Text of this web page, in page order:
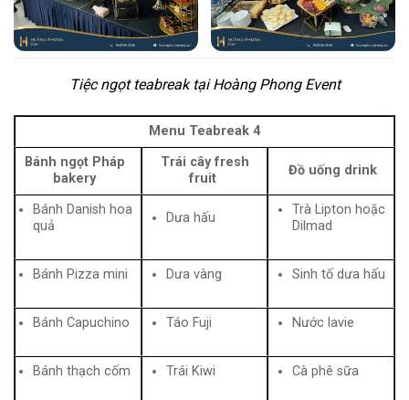
Tiệc ngọt teabreak tại Hoàng Phong Event
Menu Teabreak 4
Bánh ngọt Pháp
bakery
Trái cây fresh
fruit
Đồ uống drink
Bánh Danish hoa
quả
Dưa hấu
Trà Lipton hoặc
Dilmad
Bánh Pizza mini Dưa vàng Sinh tố dưa hấu
Bánh Capuchino Táo Fuji Nước lavie
Bánh thạch cốm Trái Kiwi Cà phê sữa